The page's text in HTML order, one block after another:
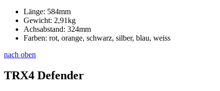
Länge: 584mm
Gewicht: 2,91kg
Achsabstand: 324mm
Farben: rot, orange, schwarz, silber, blau, weiss
nach oben
TRX4 Defender